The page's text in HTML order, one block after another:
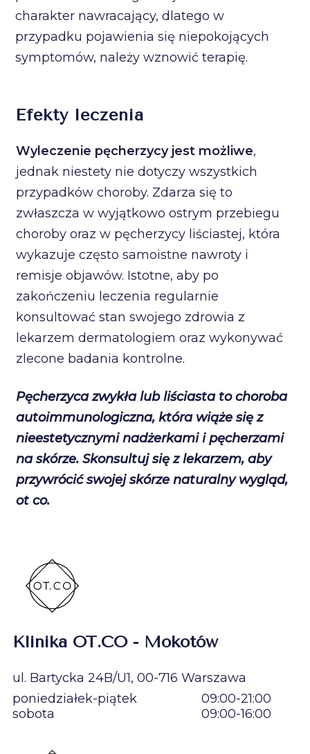
charakter nawracający, dlatego w
przypadku pojawienia się niepokojących
symptomów, należy wznowić terapię.
Efekty leczenia
Wyleczenie pęcherzycy jest możliwe,
jednak niestety nie dotyczy wszystkich
przypadków choroby. Zdarza się to
zwłaszcza w wyjątkowo ostrym przebiegu
choroby oraz w pęcherzycy liściastej, która
wykazuje często samoistne nawroty i
remisje objawów. Istotne, aby po
zakończeniu leczenia regularnie
konsultować stan swojego zdrowia z
lekarzem dermatologiem oraz wykonywać
zlecone badania kontrolne.
Pęcherzyca zwykła lub liściasta to choroba
autoimmunologiczna, która wiąże się z
nieestetycznymi nadżerkami i pęcherzami
na skórze. Skonsultuj się z lekarzem, aby
przywrócić swojej skórze naturalny wygląd,
ot co.
Klinika OT.CO - Mokotów
ul. Bartycka 24B/U1, 00-716 Warszawa
poniedziałek-piątek
09:00-21:00
sobota
09:00-16:00